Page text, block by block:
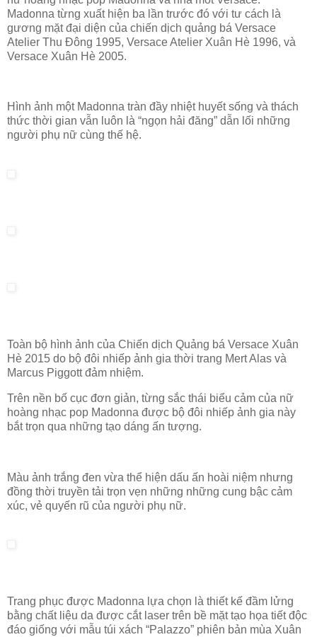
Madonna từng xuất hiện ba lần trước đó với tư cách là
gương mặt đại diện của chiến dịch quảng bá Versace
Atelier Thu Đông 1995, Versace Atelier Xuân Hè 1996, và
Versace Xuân Hè 2005.
Hình ảnh một Madonna tràn đầy nhiệt huyết sống và thách
thức thời gian vẫn luôn là “ngọn hải đăng” dẫn lối những
người phụ nữ cùng thế hệ.
Toàn bộ hình ảnh của Chiến dịch Quảng bá Versace Xuân
Hè 2015 do bộ đôi nhiếp ảnh gia thời trang Mert Alas và
Marcus Piggott đảm nhiệm.
Trên nền bố cục đơn giản, từng sắc thái biểu cảm của nữ
hoàng nhạc pop Madonna được bộ đôi nhiếp ảnh gia này
bắt trọn qua những tạo dáng ấn tượng.
Màu ảnh trắng đen vừa thể hiện dấu ấn hoài niệm nhưng
đồng thời truyền tải trọn vẹn những những cung bậc cảm
xúc, vẻ quyến rũ của người phụ nữ.
Trang phục được Madonna lựa chọn là thiết kế đầm lửng
bằng chất liệu da được cắt laser trên bề mặt tạo họa tiết độc
đáo giống với mẫu túi xách “Palazzo” phiên bản mùa Xuân